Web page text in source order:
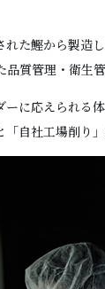
た鰹から製造
質管理・衛生
に応えられる
自社工場削り」